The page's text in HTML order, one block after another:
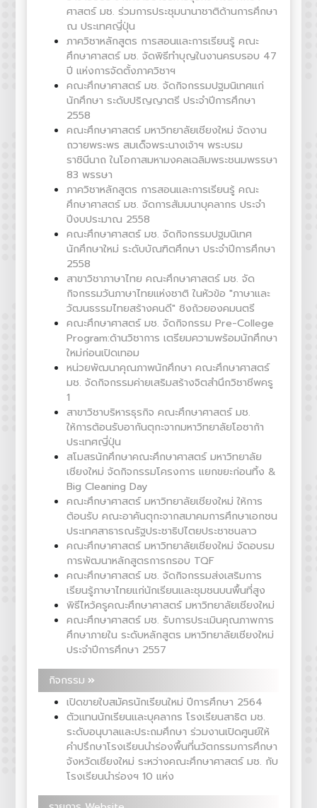
ศาสตร์ มช. ร่วมการประชุมนานาชาติด้านการศึกษา
ณ ประเทศญี่ปุ่น
ภาควิชาหลักสูตร การสอนและการเรียนรู้ คณะ
ศึกษาศาสตร์ มช. จัดพิธีทำบุญในงานครบรอบ 47
ปี แห่งการจัดตั้งภาควิชาฯ
คณะศึกษาศาสตร์ มช. จัดกิจกรรมปฐมนิเทศแก่
นักศึกษา ระดับปริญญาตรี ประจำปีการศึกษา
2558
คณะศึกษาศาสตร์ มหาวิทยาลัยเชียงใหม่ จัดงาน
ถวายพระพร สมเด็จพระนางเจ้าฯ พระบรม
ราชินีนาถ ในโอกาสมหามงคลเฉลิมพระชนมพรรษา
83 พรรษา
ภาควิชาหลักสูตร การสอนและการเรียนรู้ คณะ
ศึกษาศาสตร์ มช. จัดการสัมมนาบุคลากร ประจำ
ปีงบประมาณ 2558
คณะศึกษาศาสตร์ มช. จัดกิจกรรมปฐมนิเทศ
นักศึกษาใหม่ ระดับบัณฑิตศึกษา ประจำปีการศึกษา
2558
สาขาวิชาภาษาไทย คณะศึกษาศาสตร์ มช. จัด
กิจกรรมวันภาษาไทยแห่งชาติ ในหัวข้อ "ภาษาและ
วัฒนธรรมไทยสร้างคนดี" ชิงถ้วยองคมนตรี
คณะศึกษาศาสตร์ มช. จัดกิจกรรม Pre-College
Program:ด้านวิชาการ เตรียมความพร้อมนักศึกษา
ใหม่ก่อนเปิดเทอม
หน่วยพัฒนาคุณภาพนักศึกษา คณะศึกษาศาสตร์
มช. จัดกิจกรรมค่ายเสริมสร้างจิตสำนึกวิชาชีพครู
1
สาขาวิชาบริหารธุรกิจ คณะศึกษาศาสตร์ มช.
ให้การต้อนรับอากันตุกะจากมหาวิทยาลัยโอซาก้า
ประเทศญี่ปุ่น
สโมสรนักศึกษาคณะศึกษาศาสตร์ มหาวิทยาลัย
เชียงใหม่ จัดกิจกรรมโครงการ แยกขยะก่อนทิ้ง &
Big Cleaning Day
คณะศึกษาศาสตร์ มหาวิทยาลัยเชียงใหม่ ให้การ
ต้อนรับ คณะอาคันตุกะจากสมาคมการศึกษาเอกชน
ประเทศสาธารณรัฐประชาธิปไตยประชาชนลาว
คณะศึกษาศาสตร์ มหาวิทยาลัยเชียงใหม่ จัดอบรม
การพัฒนาหลักสูตรการกรอบ TQF
คณะศึกษาศาสตร์ มช. จัดกิจกรรมส่งเสริมการ
เรียนรู้ภาษาไทยแก่นักเรียนและชุมชนบนพื้นที่สูง
พิธีไหว้ครูคณะศึกษาศาสตร์ มหาวิทยาลัยเชียงใหม่
คณะศึกษาศาสตร์ มช. รับการประเมินคุณภาพการ
ศึกษาภายใน ระดับหลักสูตร มหาวิทยาลัยเชียงใหม่
ประจำปีการศึกษา 2557
กิจกรรม
เปิดขายใบสมัครนักเรียนใหม่ ปีการศึกษา 2564
ตัวแทนนักเรียนและบุคลากร โรงเรียนสาธิต มช.
ระดับอนุบาลและประถมศึกษา ร่วมงานเปิดศูนย์ให้
คำปรึกษาโรงเรียนนำร่องพื้นที่นวัตกรรมการศึกษา
จังหวัดเชียงใหม่ ระหว่างคณะศึกษาศาสตร์ มช. กับ
โรงเรียนนำร่องฯ 10 แห่ง